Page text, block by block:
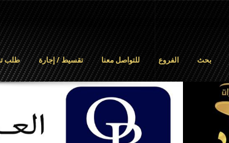
طلب تقسيط / إجارة للتواصل معنا الفروع بحث